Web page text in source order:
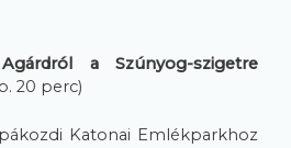
a Szúnyog-szigetre
20 perc)
Katonai Emlékparkhoz